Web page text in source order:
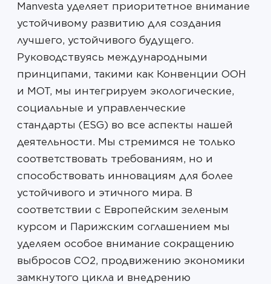
Manvesta уделяет приоритетное внимание
устойчивому развитию для создания
лучшего, устойчивого будущего.
Руководствуясь международными
принципами, такими как Конвенции ООН
и МОТ, мы интегрируем экологические,
социальные и управленческие
стандарты (ESG) во все аспекты нашей
деятельности. Мы стремимся не только
соответствовать требованиям, но и
способствовать инновациям для более
устойчивого и этичного мира. В
соответствии с Европейским зеленым
курсом и Парижским соглашением мы
уделяем особое внимание сокращению
выбросов CO2, продвижению экономики
замкнутого цикла и внедрению